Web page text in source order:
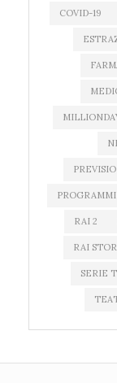
COVID-19
RAI 2
RAI
SERIE